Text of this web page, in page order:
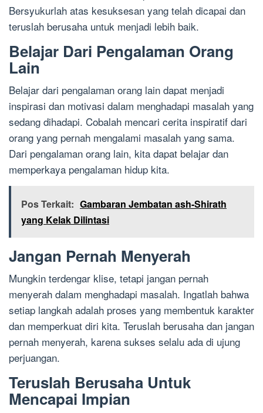
Bersyukurlah atas kesuksesan yang telah dicapai dan
teruslah berusaha untuk menjadi lebih baik.
Belajar Dari Pengalaman Orang
Lain
Belajar dari pengalaman orang lain dapat menjadi
inspirasi dan motivasi dalam menghadapi masalah yang
sedang dihadapi. Cobalah mencari cerita inspiratif dari
orang yang pernah mengalami masalah yang sama.
Dari pengalaman orang lain, kita dapat belajar dan
memperkaya pengalaman hidup kita.
Pos Terkait: Gambaran Jembatan ash-Shirath
yang Kelak Dilintasi
Jangan Pernah Menyerah
Mungkin terdengar klise, tetapi jangan pernah
menyerah dalam menghadapi masalah. Ingatlah bahwa
setiap langkah adalah proses yang membentuk karakter
dan memperkuat diri kita. Teruslah berusaha dan jangan
pernah menyerah, karena sukses selalu ada di ujung
perjuangan.
Teruslah Berusaha Untuk
Mencapai Impian